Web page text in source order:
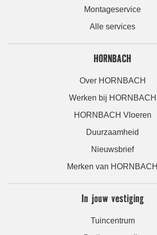
Montageservice
Alle services
HORNBACH
Over HORNBACH
Werken bij HORNBACH
HORNBACH Vloeren
Duurzaamheid
Nieuwsbrief
Merken van HORNBACH
In jouw vestiging
Tuincentrum